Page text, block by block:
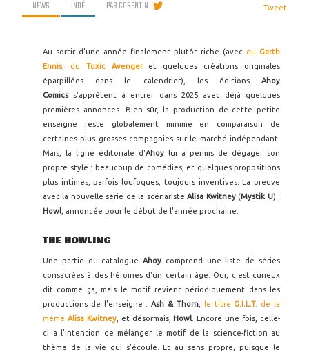
NEWS INDÉ PARCORENTIN Tweet
Au sortir d'une année finalement plutôt riche (avec du Garth
Ennis, du Toxic Avengeret quelques créations originales
éparpillées dans le calendrier), les éditions Ahoy
Comicss'apprêtent à entrer dans 2025 avec déjà quelques
premières annonces. Bien sûr, la production de cette petite
enseigne reste globalement minime en comparaison de
certaines plus grosses compagnies sur le marché indépendant.
Mais, la ligne éditoriale d'Ahoy lui a permis de dégager son
propre style : beaucoup de comédies, et quelques propositions
plus intimes, parfois loufoques, toujours inventives. La preuve
avec la nouvelle série de la scénaristeAlisa Kwitney(Mystik U) :
Howl , annoncée pour le début de l'année prochaine.
THE HOWLING
Une partie du catalogueAhoy comprend une liste de séries
consacrées à des héroïnes d'un certain âge. Oui, c'est curieux
dit comme ça, mais le motif revient périodiquement dans les
productions de l'enseigne :Ash & Thorn, le titreG.I.L.T. de la
même Alisa Kwitney, et désormais, Howl . Encore une fois, celle-
ci a l'intention de mélanger le motif de la science-fiction au
thème de la vie qui s'écoule. Et au sens propre, puisque le